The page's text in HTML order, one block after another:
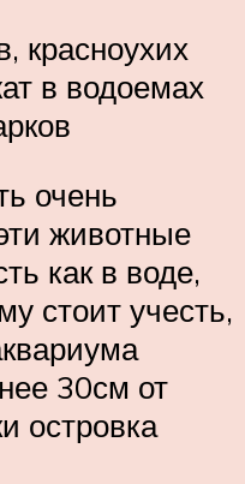
красноухих
в водоемах
очень
животные
как в воде,
стоит учесть,
30см от
островка